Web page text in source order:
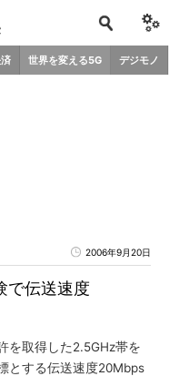
世界を変える5G デジモノ
2006年9月20日
で伝送速度
を取得した2.5GHz帯を
とする伝送速度20Mbps